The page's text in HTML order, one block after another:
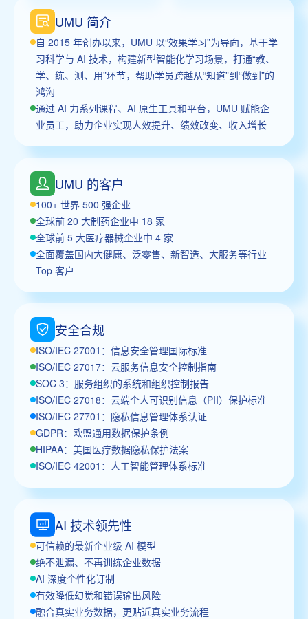
UMU 简介
自 2015 年创办以来，UMU 以“效果学习”为导向，基于学
习科学与 AI 技术，构建新型智能化学习场景，打通“教、
学、练、测、用”环节，帮助学员跨越从“知道”到“做到”的
鸿沟
通过 AI 力系列课程、AI 原生工具和平台，UMU 赋能企
业员工，助力企业实现人效提升、绩效改变、收入增长
UMU 的客户
100+ 世界 500 强企业
全球前 20 大制药企业中 18 家
全球前 5 大医疗器械企业中 4 家
全面覆盖国内大健康、泛零售、新智造、大服务等行业
Top 客户
安全合规
ISO/IEC 27001：信息安全管理国际标准
ISO/IEC 27017：云服务信息安全控制指南
SOC 3：服务组织的系统和组织控制报告
ISO/IEC 27018：云端个人可识别信息（PII）保护标准
ISO/IEC 27701：隐私信息管理体系认证
GDPR：欧盟通用数据保护条例
HIPAA：美国医疗数据隐私保护法案
ISO/IEC 42001：人工智能管理体系标准
AI 技术领先性
可信赖的最新企业级 AI 模型
绝不泄漏、不再训练企业数据
AI 深度个性化订制
有效降低幻觉和错误输出风险
融合真实业务数据，更贴近真实业务流程